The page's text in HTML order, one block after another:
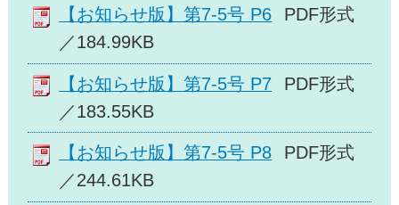
【お知らせ版】第7-5号 P6
PDF形式
／184.99KB
【お知らせ版】第7-5号 P7
PDF形式
／183.55KB
【お知らせ版】第7-5号 P8
PDF形式
／244.61KB